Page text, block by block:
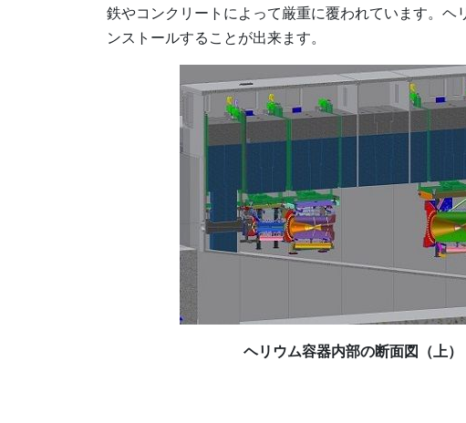
鉄やコンクリートによって厳重に覆われています。
ンストールすることが出来ます。
ヘリウム容器内部の断面図（上）